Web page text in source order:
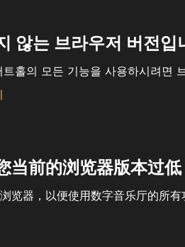
않는 브라우저 버전입
트홀의 모든 기능을 사용하시려면
当前的浏览器版本过低
览器，以便使用数字音乐厅的所有